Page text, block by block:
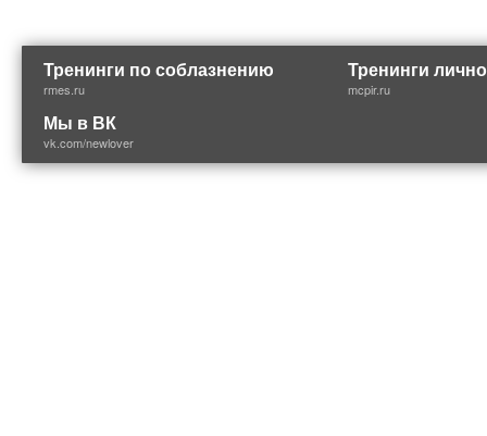
Тренинги по соблазнению
rmes.ru
Тренинги
mcpir.ru
Мы в ВК
vk.com/newlover